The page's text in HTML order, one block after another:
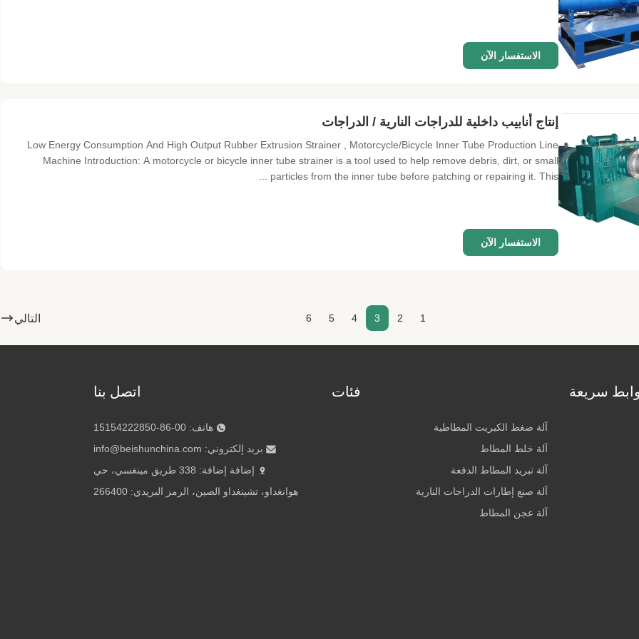
الاستفسار الآن
إنتاج أنابيب داخلية للدراجات النارية / الدراجات
Low Energy Consumption And High Output Rubber Extrusion Strainer , Motorcycle/Bicycle Inner Tube Production Line
Machine Introduction: A motorcycle or bicycle inner tube strainer is a tool used to help remove debris, dirt, or small
particles from the inner tube before patching or repairing it. This ...
الاستفسار الآن
1
2
3
4
5
6 التالي
سريعة فئات
آلة ضغط الكبريت المطاطية
آلة خلط المطاط
آلة تبريد المطاط الدفعة
آلة صنع إطارات الدراجات النارية
آلة عجن المطاط
اتصل بنا
هاتف: 00-86-15154222850
بريد إلكتروني:
إضافة إضافة: 338 طريق مينغسي، حي
هوانغداو، تشينغداو الصين، الرمز البريدي: 266400